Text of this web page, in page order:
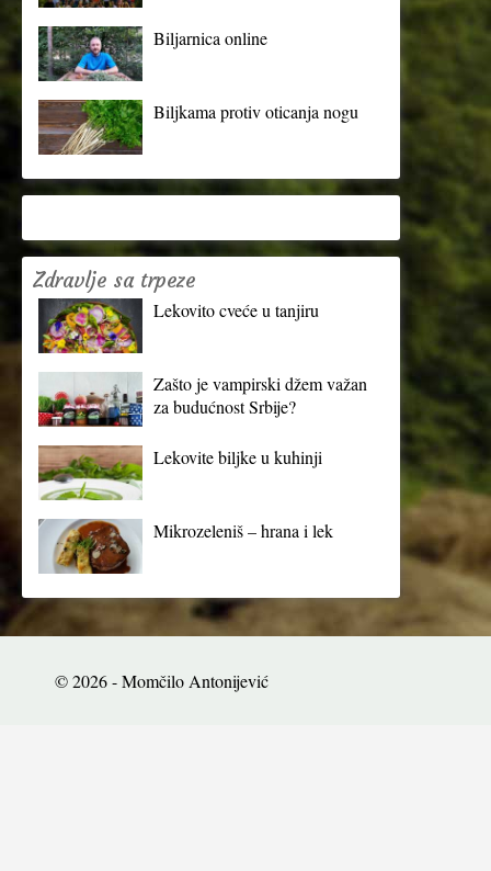
Biljarnica online
Biljkama protiv oticanja nogu
Zdravlje sa trpeze
Lekovito cveće u tanjiru
Zašto je vampirski džem važan
za budućnost Srbije?
Lekovite biljke u kuhinji
Mikrozeleniš – hrana i lek
© 2026 - Momčilo Antonijević